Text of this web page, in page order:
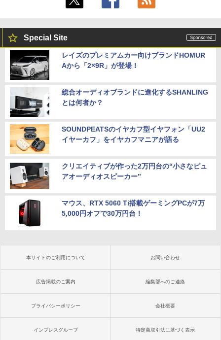
Special Site
レイズのプレミアムカー向けブランドHOMUR
Aから「2×9R」が登場！
総合オーディオブランドに進化するSHANLING
とは何者か？
SOUNDPEATSのイヤカフ型イヤフォン「UU2
イヤーカフ」をイヤカフマニアが語る
クリエイティブが作った2万円台の“小さなピュ
アオーディオスピーカー”
マウス、RTX 5060 Ti搭載ゲーミングPCが7万
5,000円オフで30万円台！
本サイトのご利用について お問い合わせ
広告掲載のご案内 編集部へのご連絡
プライバシーポリシー 会社概要
インプレスグループ 特定商取引法に基づく表示